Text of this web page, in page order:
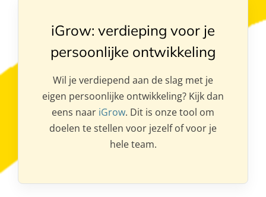
iGrow: verdieping voor je
persoonlijke ontwikkeling
Wil je verdiepend aan de slag met je
eigen persoonlijke ontwikkeling? Kijk dan
eens naar iGrow. Dit is onze tool om
doelen te stellen voor jezelf of voor je
hele team.